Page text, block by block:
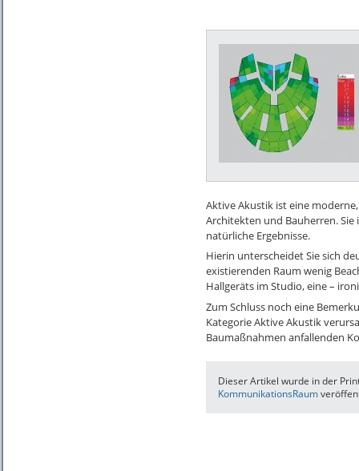
Aktive Akustik ist eine
Architekten und Bauherren.
natürliche Ergebnisse.
Hierin unterscheidet Sie sich
existierenden Raum wenig
Hallgeräts im Studio, eine –
Zum Schluss noch eine
Kategorie Aktive Akustik
Baumaßnahmen anfallenden
Dieser Artikel wurde in der
KommunikationsRaum